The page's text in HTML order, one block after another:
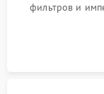
фильтров и